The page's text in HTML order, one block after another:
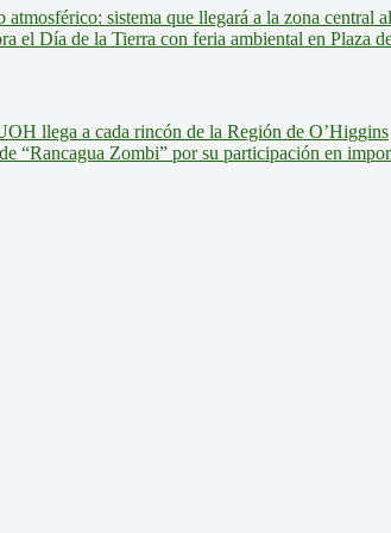
sistema que llegará a la zona central
el Día de la Tierra con feria ambiental en Plaza
llega a cada rincón de la Región de O’Higgins
“Rancagua Zombi” por su participación en